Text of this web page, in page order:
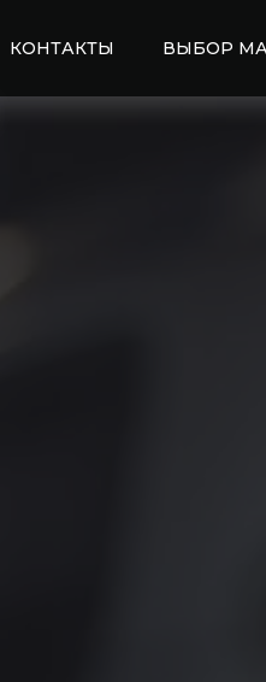
КОНТАКТЫ ВЫБОР